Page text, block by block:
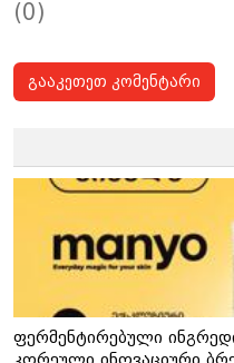
(0)
გააკეთეთ კომენტარი
ფერმენტირებული